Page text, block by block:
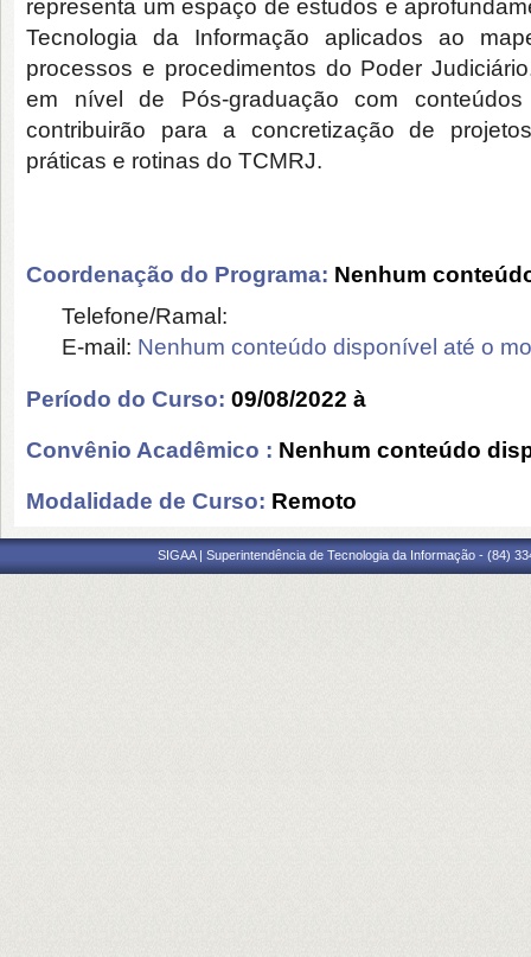
representa um espaço de estudos e
Tecnologia da Informação aplicados ao
processos e procedimentos do Poder
em nível de Pós-graduação com
contribuirão para a concretização de
práticas e rotinas do TCMRJ.
Coordenação do Programa: Nenhum
Telefone/Ramal:
E-mail: Nenhum conteúdo disponível até o
Período do Curso: 09/08/2022 à
Convênio Acadêmico : Nenhum conteúdo
Modalidade de Curso: Remoto
SIGAA | Superintendência de Tecnologia da Informação - (84)